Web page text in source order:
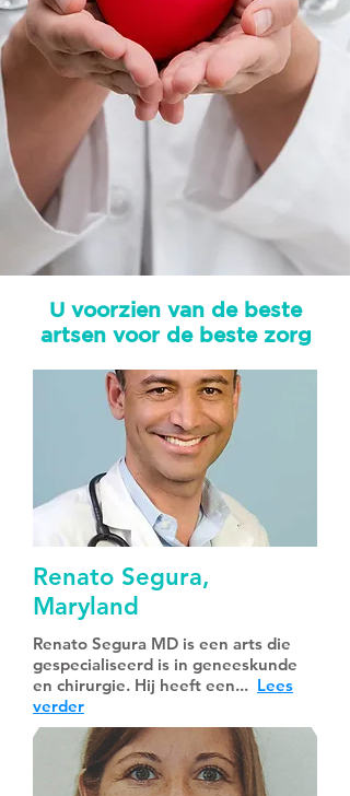
U voorzien van de beste
artsen voor de beste zorg
Renato Segura,
Maryland
Renato Segura MD is een arts die
gespecialiseerd is in geneeskunde
en chirurgie. Hij heeft een... Lees
verder